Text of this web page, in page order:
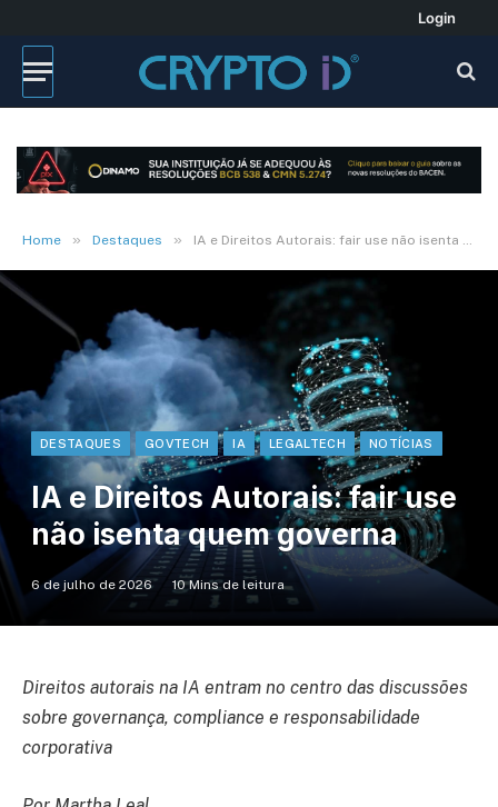
Login
Home » Destaques » IA e Direitos Autorais: fair use não isenta quem governa
DESTAQUES GOVTECH IA LEGALTECH NOTÍCIAS
IA e Direitos Autorais: fair use
não isenta quem governa
6 de julho de 2026 10 Mins de leitura
Direitos autorais na IA entram no centro das discussões
sobre governança, compliance e responsabilidade
corporativa